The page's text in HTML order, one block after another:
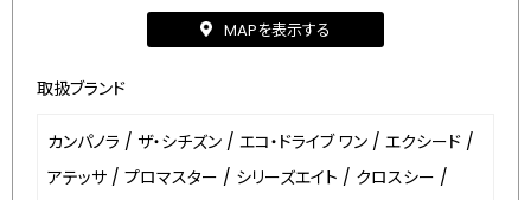
MAPを表示する
取扱ブランド
カンパノラ / ザ・シチズン / エコ・ドライブ ワン / エクシード /
アテッサ / プロマスター / シリーズエイト / クロスシー /